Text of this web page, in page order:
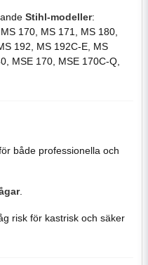
Stihl-modeller:
170, MS 171, MS 180,
192, MS 192C-E, MS
MSE 170, MSE 170C-Q,
både professionella och
.
risk för kastrisk och säker